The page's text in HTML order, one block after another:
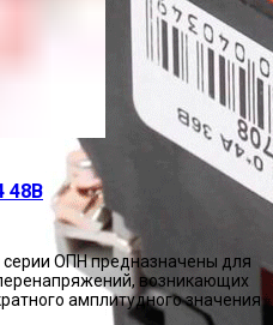
48В
ОПН предназначены для
возникающих
амплитудного значения